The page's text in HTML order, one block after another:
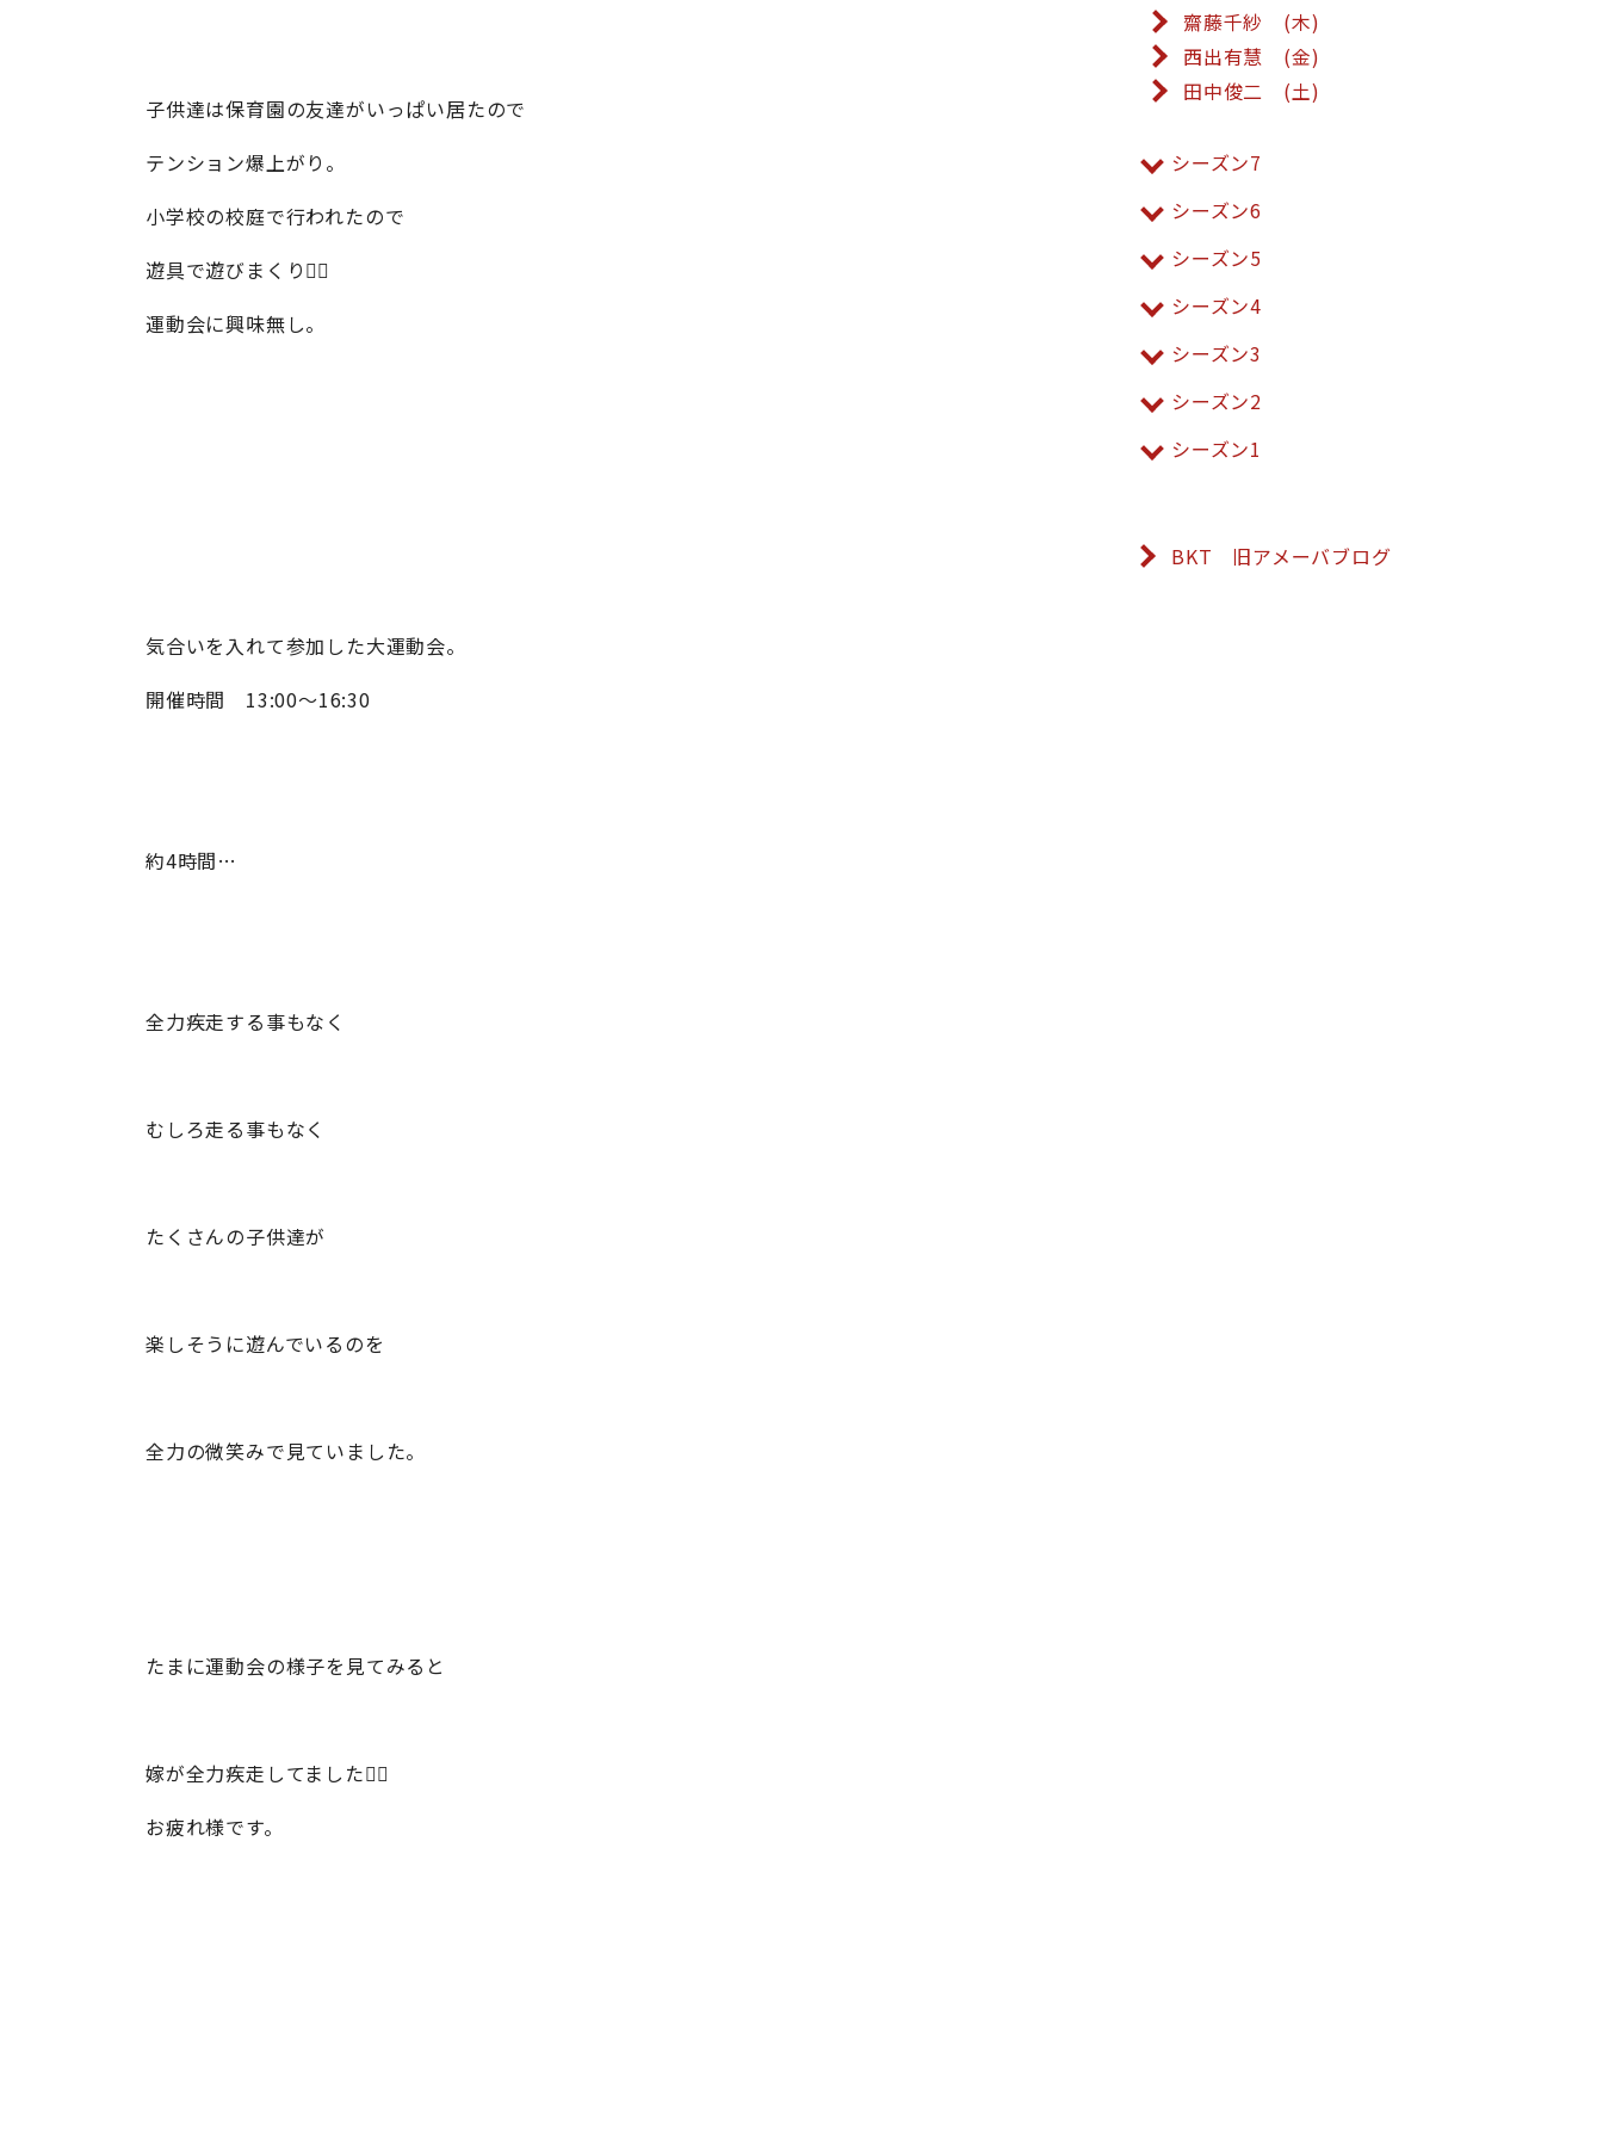
子供達は保育園の友達がいっぱい居たので
テンション爆上がり。
小学校の校庭で行われたので
遊具で遊びまくり🏃‍♂️
運動会に興味無し。
気合いを入れて参加した大運動会。
開催時間 13:00〜16:30
約4時間…
全力疾走する事もなく
むしろ走る事もなく
たくさんの子供達が
楽しそうに遊んでいるのを
全力の微笑みで見ていました。
たまに運動会の様子を見てみると
嫁が全力疾走してました🏃‍♂️
お疲れ様です。
齋藤千紗 (木)
西出有慧 (金)
田中俊二 (土)
シーズン7
シーズン6
シーズン5
シーズン4
シーズン3
シーズン2
シーズン1
BKT 旧アメーバブログ